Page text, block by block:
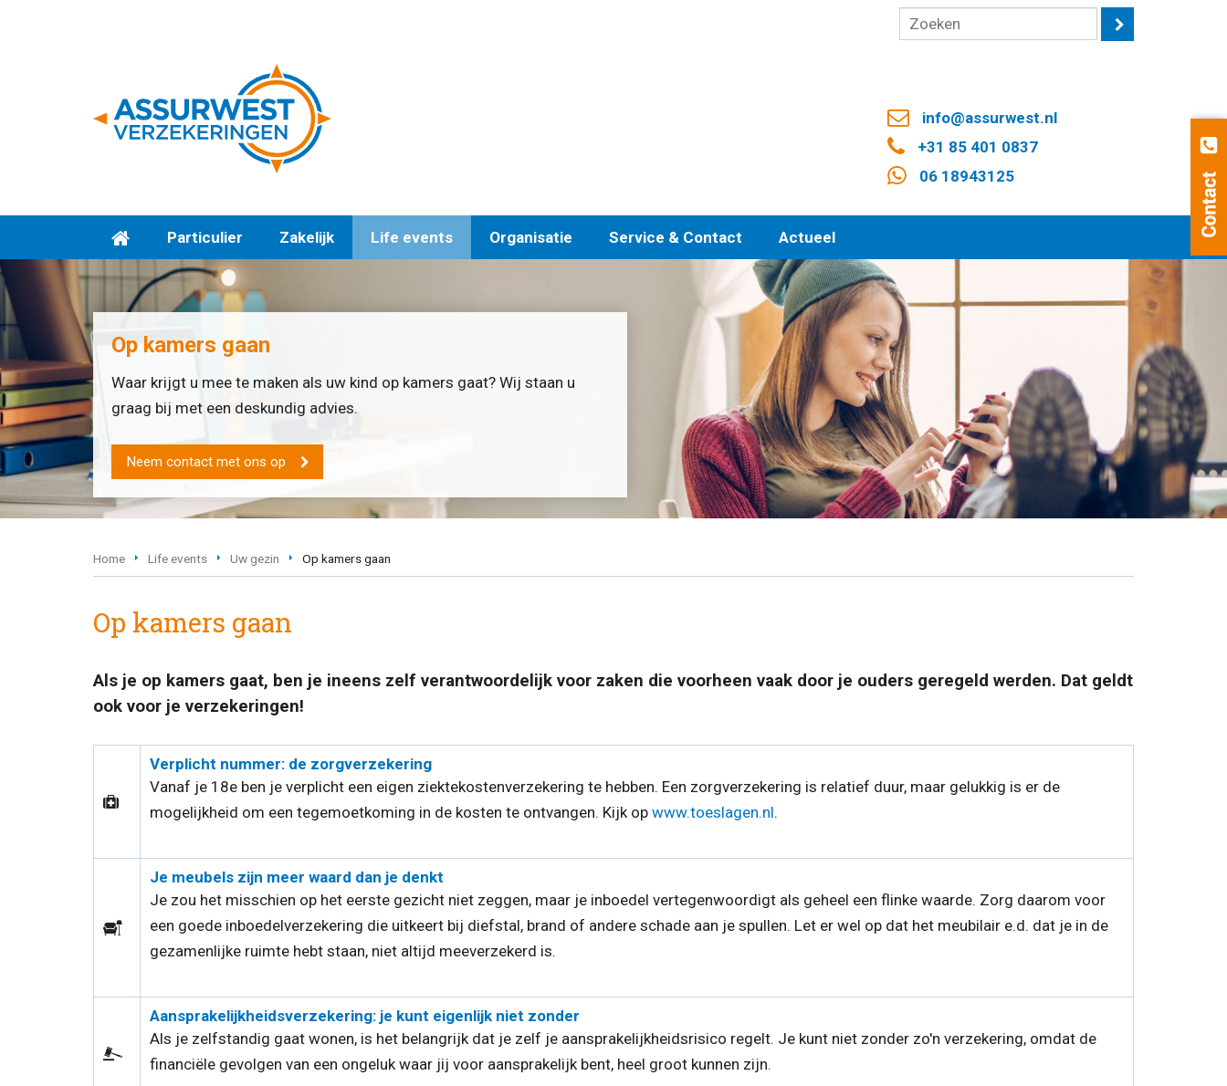
info@assurwest.nl
+31 85 401 0837
06 18943125
Particulier Zakelijk Life events Organisatie Service & Contact Actueel
Op kamers gaan
Waar krijgt u mee te maken als uw kind op kamers gaat? Wij staan u
graag bij met een deskundig advies.
Neem contact met ons op
Home Life events Uw gezin Op kamers gaan
Op kamers gaan
Als je op kamers gaat, ben je ineens zelf verantwoordelijk voor zaken die voorheen vaak door je ouders geregeld werden. Dat geldt
ook voor je verzekeringen!
Verplicht nummer: de zorgverzekering
Vanaf je 18e ben je verplicht een eigen ziektekostenverzekering te hebben. Een zorgverzekering is relatief duur, maar gelukkig is er de
mogelijkheid om een tegemoetkoming in de kosten te ontvangen. Kijk op www.toeslagen.nl.
Je meubels zijn meer waard dan je denkt
Je zou het misschien op het eerste gezicht niet zeggen, maar je inboedel vertegenwoordigt als geheel een flinke waarde. Zorg daarom voor
een goede inboedelverzekering die uitkeert bij diefstal, brand of andere schade aan je spullen. Let er wel op dat het meubilair e.d. dat je in de
gezamenlijke ruimte hebt staan, niet altijd meeverzekerd is.
Aansprakelijkheidsverzekering: je kunt eigenlijk niet zonder
Als je zelfstandig gaat wonen, is het belangrijk dat je zelf je aansprakelijkheidsrisico regelt. Je kunt niet zonder zo'n verzekering, omdat de
financiële gevolgen van een ongeluk waar jij voor aansprakelijk bent, heel groot kunnen zijn.